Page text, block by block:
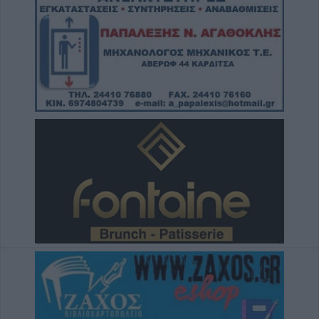
ο οδηγός
6 Αυγούστου 2026, 19:15
Άνω Λιόσια: Συνελήφθησαν δύο άνδρες για
τον θάνατο 72χρονου που βρέθηκε σε
αυτοκίνητο
6 Αυγούστου 2026, 17:50
Την Παρασκευή 7 Αυγούστου η κηδεία του
Αθανάσιου Ταξιάρχη
Πυρκαγιά σε γεωργική έκταση στην Κρήνη
Φαρσάλων – Τέθηκε υπό μερικό έλεγχο το
βράδυ της Πέμπτης (+Βίντεο)
6 Αυγούστου 2026, 17:36
Δημόσιες Σ.Α.Ε.Κ.: 860 τμήματα και 95
ειδικότητες για το 2026-2027
6 Αυγούστου 2026, 17:21